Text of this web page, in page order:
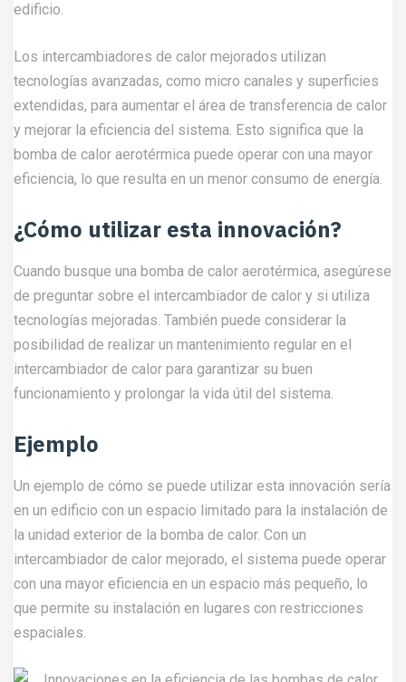
edificio.
Los intercambiadores de calor mejorados utilizan
tecnologías avanzadas, como micro canales y superficies
extendidas, para aumentar el área de transferencia de calor
y mejorar la eficiencia del sistema. Esto significa que la
bomba de calor aerotérmica puede operar con una mayor
eficiencia, lo que resulta en un menor consumo de energía.
¿Cómo utilizar esta innovación?
Cuando busque una bomba de calor aerotérmica, asegúrese
de preguntar sobre el intercambiador de calor y si utiliza
tecnologías mejoradas. También puede considerar la
posibilidad de realizar un mantenimiento regular en el
intercambiador de calor para garantizar su buen
funcionamiento y prolongar la vida útil del sistema.
Ejemplo
Un ejemplo de cómo se puede utilizar esta innovación sería
en un edificio con un espacio limitado para la instalación de
la unidad exterior de la bomba de calor. Con un
intercambiador de calor mejorado, el sistema puede operar
con una mayor eficiencia en un espacio más pequeño, lo
que permite su instalación en lugares con restricciones
espaciales.